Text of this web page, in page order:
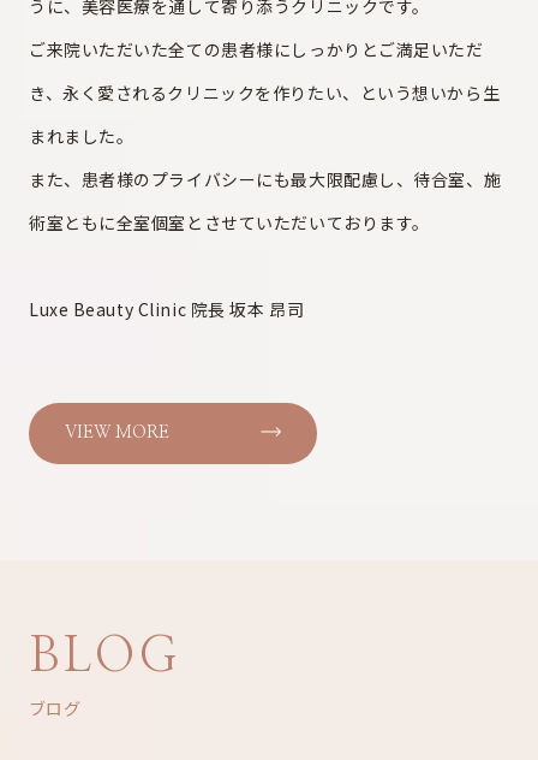
うに、美容医療を通して寄り添うクリニックです。
ご来院いただいた全ての患者様にしっかりとご満足いただ
き、永く愛されるクリニックを作りたい、という想いから生
まれました。
また、患者様のプライバシーにも最大限配慮し、待合室、施
術室ともに全室個室とさせていただいております。
Luxe Beauty Clinic 院長 坂本 昂司
VIEW MORE
BLOG
ブログ